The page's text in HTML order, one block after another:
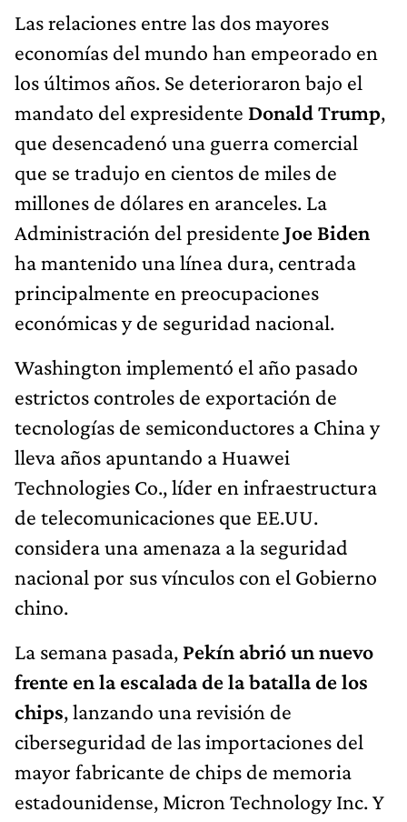
Las relaciones entre las dos mayores
economías del mundo han empeorado en
los últimos años. Se deterioraron bajo el
mandato del expresidente Donald Trump,
que desencadenó una guerra comercial
que se tradujo en cientos de miles de
millones de dólares en aranceles. La
Administración del presidente Joe Biden
ha mantenido una línea dura, centrada
principalmente en preocupaciones
económicas y de seguridad nacional.
Washington implementó el año pasado
estrictos controles de exportación de
tecnologías de semiconductores a China y
lleva años apuntando a Huawei
Technologies Co., líder en infraestructura
de telecomunicaciones que EE.UU.
considera una amenaza a la seguridad
nacional por sus vínculos con el Gobierno
chino.
La semana pasada, Pekín abrió un nuevo
frente en la escalada de la batalla de los
chips, lanzando una revisión de
ciberseguridad de las importaciones del
mayor fabricante de chips de memoria
estadounidense, Micron Technology Inc. Y